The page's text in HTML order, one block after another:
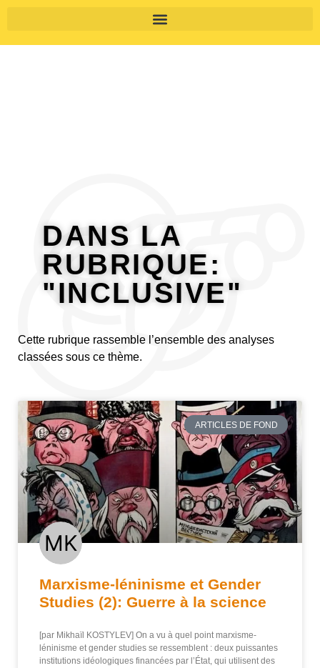
DANS LA
RUBRIQUE:
"INCLUSIVE"
Cette rubrique rassemble l’ensemble des analyses
classées sous ce thème.
ARTICLES DE FOND
Marxisme-léninisme et Gender
Studies (2): Guerre à la science
[par Mikhaïl KOSTYLEV] On a vu à quel point marxisme-
léninisme et gender studies se ressemblent : deux puissantes
institutions idéologiques financées par l’État, qui utilisent des